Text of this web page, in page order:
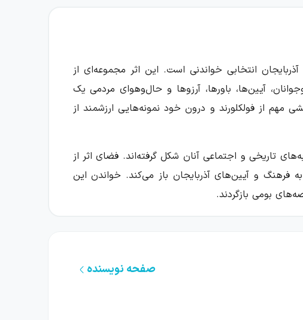
انتخابی خواندنی است. این اثر مجموعه‌ای از
آیین‌ها، باورها، آرزوها و حال‌وهوای مردمی یک
مهم از فولکلورند و درون خود نمونه‌هایی ارزشمند از
تاریخی و اجتماعی آنان شکل گرفته‌اند. فضای اثر از
فرهنگ و آیین‌های آذربایجان باز می‌کند. خواندن این
بومی بازگردند.
دلیل، افسانه‌های هر ملت خصوصیات خود را دارند و
صفحه نویسنده